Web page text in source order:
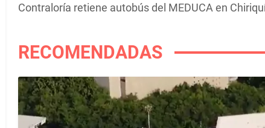
Contraloría retiene autobús del MEDUCA en
RECOMENDADAS